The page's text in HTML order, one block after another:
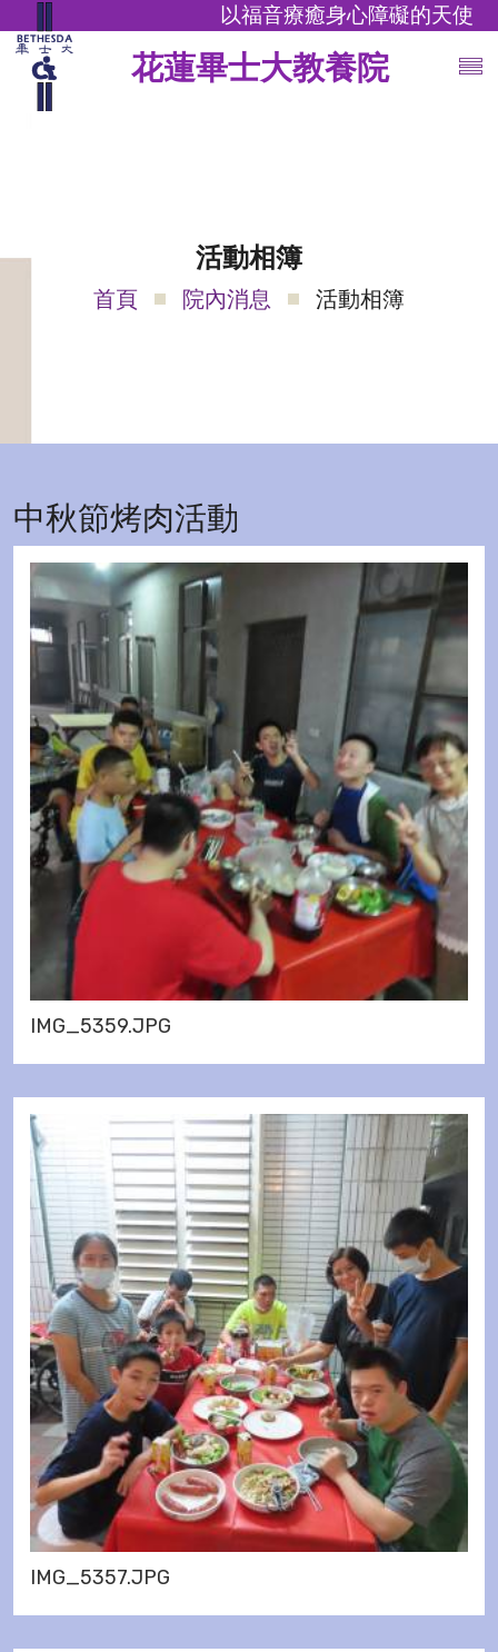
以福音療癒身心障礙的天使
花蓮畢士大教養院
活動相簿
首頁 院內消息 活動相簿
中秋節烤肉活動
IMG_5359.JPG
IMG_5357.JPG